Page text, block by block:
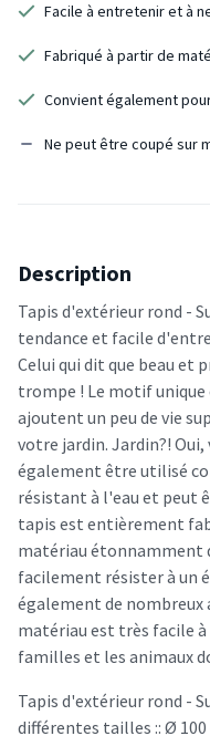
Facile à entretenir et à
Fabriqué à partir de
Convient également
Ne peut être coupé sur
Description
Tapis d'extérieur rond -
tendance et facile
Celui qui dit que beau et
trompe ! Le motif
ajoutent un peu de vie
votre jardin. Jardin?! Oui,
également être utilisé
résistant à l'eau et peut
tapis est entièrement
matériau étonnamment
facilement résister à un
également de nombreux
matériau est très facile
familles et les animaux
Tapis d'extérieur rond -
différentes tailles :: Ø 100